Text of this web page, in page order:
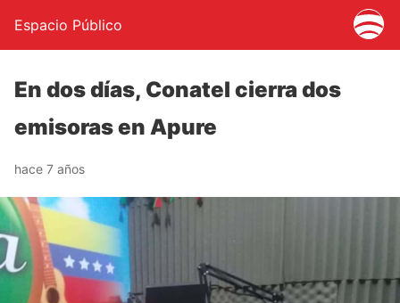
Espacio Público
En dos días, Conatel cierra dos
emisoras en Apure
hace 7 años